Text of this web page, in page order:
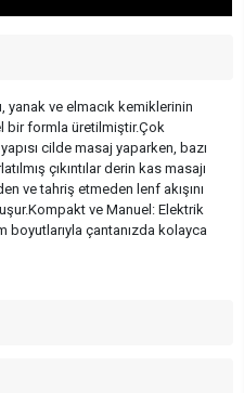
yanak ve elmacık kemiklerinin
bir formla üretilmiştir.Çok
cilde masaj yaparken, bazı
çıkıntılar derin kas masajı
ve tahriş etmeden lenf akışını
ve Manuel: Elektrik
boyutlarıyla çantanızda kolayca